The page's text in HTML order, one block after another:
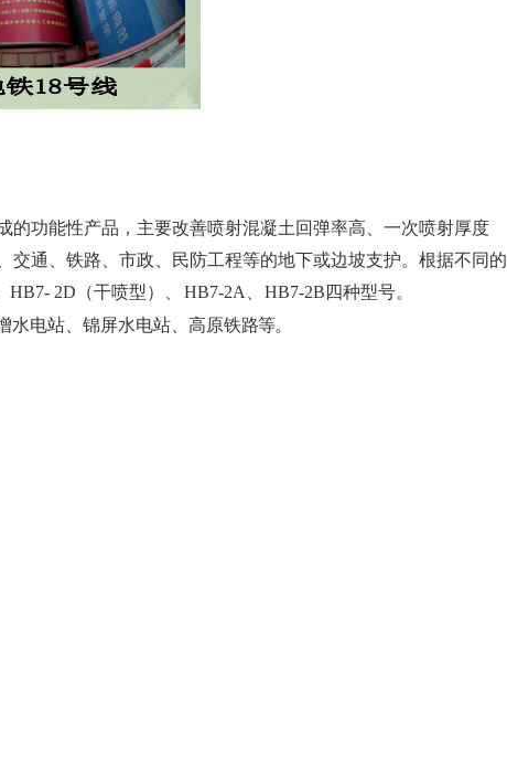
的功能性产品，主要改善喷射混凝土回弹率高、一次喷射厚度
交通、铁路、市政、民防工程等的地下或边坡支护。 根据不同的
HB7- 2D（干喷型）、 HB7-2A、 HB7-2B四种型号。
水电站、锦屏水电站、高原铁路等。